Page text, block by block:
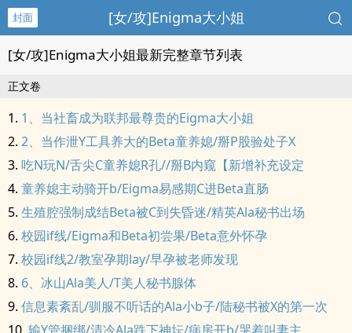
封面 [女/攻]Enigma大小姐
[女/攻]Enigma大小姐最新完整章节列表
正文卷
1、当社畜成为联邦最尊贵的Eigma大小姐
2、当作泄Y工具养大的Beta童养媳/掰P股验处子X
吃N玩N/舌尖C童养媳R孔//掰B内窥【新增补充设定
童养媳主动骑开b/Eigma易感期C进Beta直肠
生殖腔强制成结Beta被C到失昏迷/精英Ala秘书出场
校园if线/Eigma和Beta初尝果/Beta意外怀孕
校园if线2/教室孕期lay/早孕被老师发现
6、冰山Ala美人/T美人秘书腺体
信息素紊乱/驯服不听话的Ala小b子/陆秘书被X的第一次